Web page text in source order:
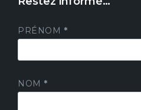
PRÉNOM *
NOM *